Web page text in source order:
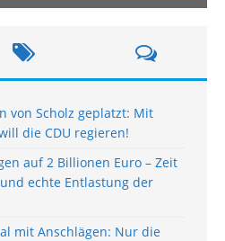
von Scholz geplatzt: Mit
die CDU regieren!
auf 2 Billionen Euro – Zeit
echte Entlastung der
mit Anschlägen: Nur die